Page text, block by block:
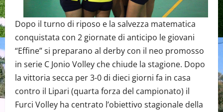
Dopo il turno di riposo e la salvezza matematica
conquistata con 2 giornate di anticipo le giovani
“Effine” si preparano al derby con il neo promosso
in serie C Jonio Volley che chiude la stagione. Dopo
la vittoria secca per 3-0 di dieci giorni fa in casa
contro il Lipari (quarta forza del campionato) il
Furci Volley ha centrato l’obiettivo stagionale della